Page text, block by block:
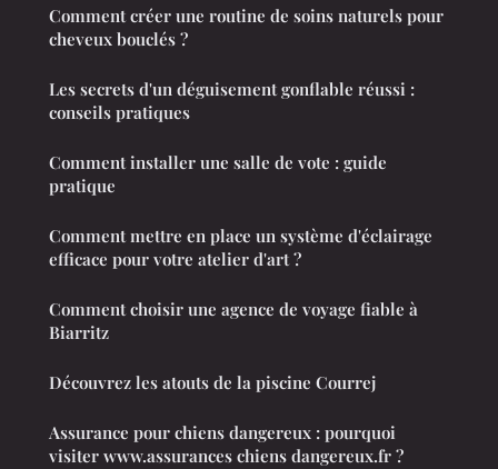
Comment créer une routine de soins naturels pour
cheveux bouclés ?
Les secrets d'un déguisement gonflable réussi :
conseils pratiques
Comment installer une salle de vote : guide
pratique
Comment mettre en place un système d'éclairage
efficace pour votre atelier d'art ?
Comment choisir une agence de voyage fiable à
Biarritz
Découvrez les atouts de la piscine Courrej
Assurance pour chiens dangereux : pourquoi
visiter www.assurances chiens dangereux.fr ?